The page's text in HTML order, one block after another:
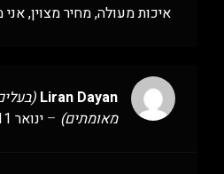
איכות מעולה, מחיר מצוין,
Liran Dayan
מאומתים) – ינואר 11, 2025